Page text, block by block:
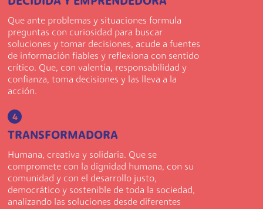
Que ante problemas y situaciones formula
preguntas con curiosidad para buscar
soluciones y tomar decisiones, acude a fuentes
de información fiables y reflexiona con sentido
crítico. Que, con valentía, responsabilidad y
confianza, toma decisiones y las lleva a la
acción.
4
TRANSFORMADORA
Humana, creativa y solidaria. Que se
compromete con la dignidad humana, con su
comunidad y con el desarrollo justo,
democrático y sostenible de toda la sociedad,
analizando las soluciones desde diferentes